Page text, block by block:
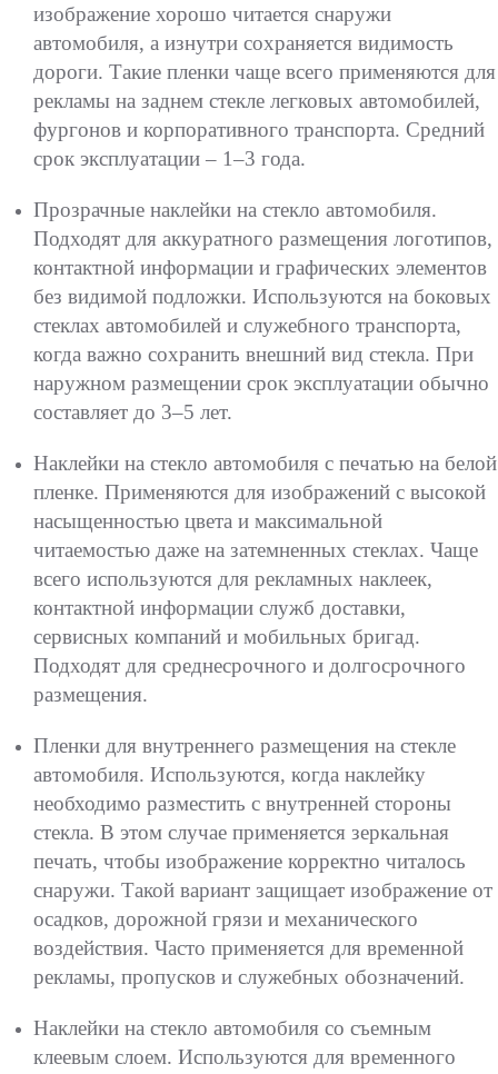
изображение хорошо читается снаружи
автомобиля, а изнутри сохраняется видимость
дороги. Такие пленки чаще всего применяются для
рекламы на заднем стекле легковых автомобилей,
фургонов и корпоративного транспорта. Средний
срок эксплуатации – 1–3 года.
Прозрачные наклейки на стекло автомобиля.
Подходят для аккуратного размещения логотипов,
контактной информации и графических элементов
без видимой подложки. Используются на боковых
стеклах автомобилей и служебного транспорта,
когда важно сохранить внешний вид стекла. При
наружном размещении срок эксплуатации обычно
составляет до 3–5 лет.
Наклейки на стекло автомобиля с печатью на белой
пленке. Применяются для изображений с высокой
насыщенностью цвета и максимальной
читаемостью даже на затемненных стеклах. Чаще
всего используются для рекламных наклеек,
контактной информации служб доставки,
сервисных компаний и мобильных бригад.
Подходят для среднесрочного и долгосрочного
размещения.
Пленки для внутреннего размещения на стекле
автомобиля. Используются, когда наклейку
необходимо разместить с внутренней стороны
стекла. В этом случае применяется зеркальная
печать, чтобы изображение корректно читалось
снаружи. Такой вариант защищает изображение от
осадков, дорожной грязи и механического
воздействия. Часто применяется для временной
рекламы, пропусков и служебных обозначений.
Наклейки на стекло автомобиля со съемным
клеевым слоем. Используются для временного